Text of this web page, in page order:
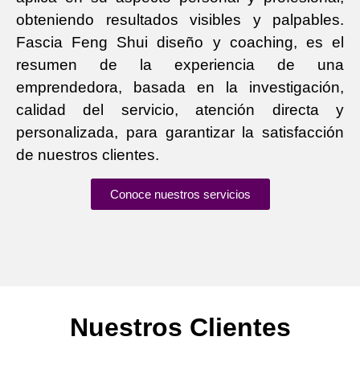
obteniendo resultados visibles y palpables.
Fascia Feng Shui diseño y coaching, es el
resumen de la experiencia de una
emprendedora, basada en la investigación,
calidad del servicio, atención directa y
personalizada, para garantizar la satisfacción
de nuestros clientes.
Conoce nuestros servicios
Nuestros Clientes